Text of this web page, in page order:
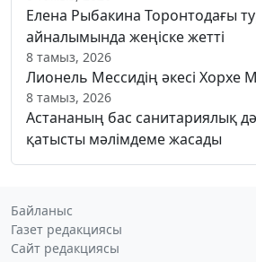
Елена Рыбакина Торонтодағы
айналымында жеңіске жетті
8 тамыз, 2026
Лионель Мессидің әкесі Хорхе
8 тамыз, 2026
Астананың бас санитариялық
қатысты мәлімдеме жасады
Байланыс
Газет редакциясы
Сайт редакциясы